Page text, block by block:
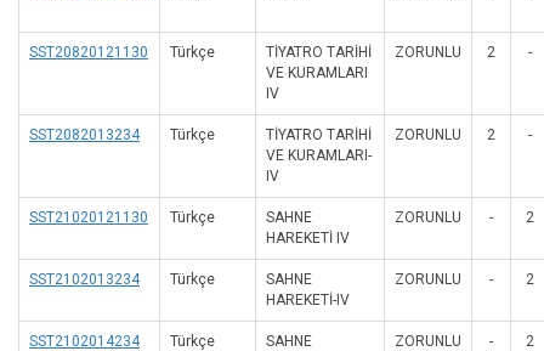
SST20820121130 Türkçe
TİYATRO TARİHİ
VE KURAMLARI
IV
ZORUNLU 2 -
SST2082013234 Türkçe
TİYATRO TARİHİ
VE KURAMLARI-
IV
ZORUNLU 2 -
SST21020121130 Türkçe
SAHNE
HAREKETİ IV
ZORUNLU - 2
SST2102013234 Türkçe
SAHNE
HAREKETİ-IV
ZORUNLU - 2
SST2102014234 Türkçe
SAHNE
ZORUNLU - 2